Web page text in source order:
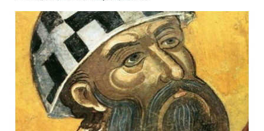
kronika
Politika
Zanimljivosti